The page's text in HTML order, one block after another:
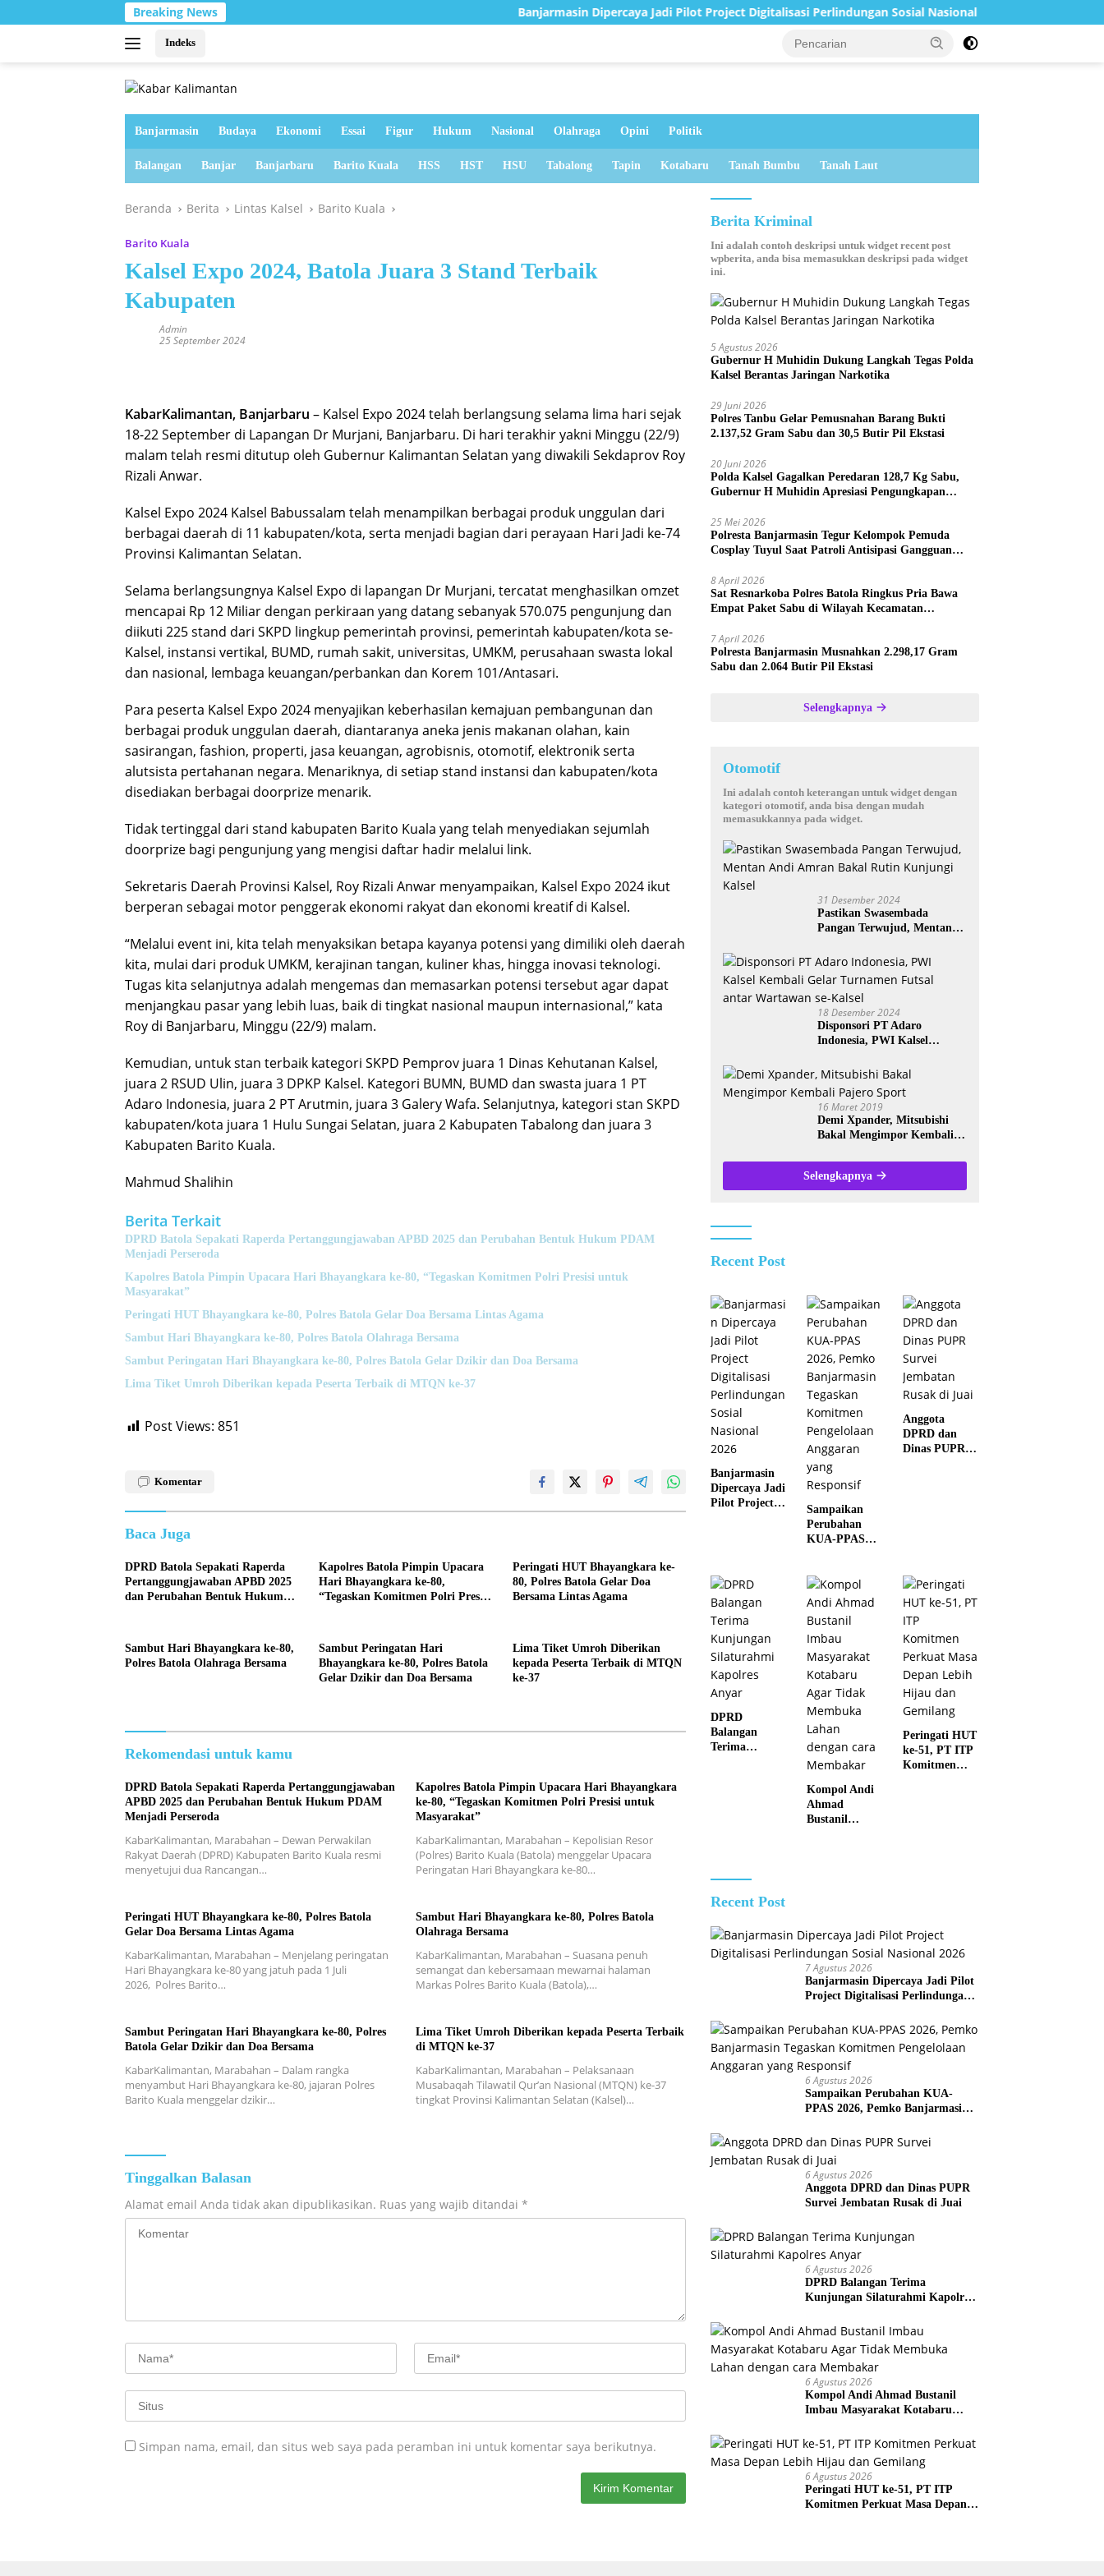
ke
Breaking News Banjarmasin Dipercaya Jadi Pilot Project Digitalisasi Perlindungan Sosial Nasional 2026
Indeks
Banjarmasin Budaya Ekonomi Essai Figur Hukum Nasional Olahraga Opini Politik
Balangan Banjar Banjarbaru Barito Kuala HSS HST HSU Tabalong Tapin Kotabaru Tanah Bumbu Tanah Laut
Beranda Berita Lintas Kalsel Barito Kuala
Barito Kuala
Kalsel Expo 2024, Batola Juara 3 Stand Terbaik
Kabupaten
Admin
25 September 2024
KabarKalimantan, Banjarbaru – Kalsel Expo 2024 telah berlangsung selama lima hari sejak
18-22 September di Lapangan Dr Murjani, Banjarbaru. Di hari terakhir yakni Minggu (22/9)
malam telah resmi ditutup oleh Gubernur Kalimantan Selatan yang diwakili Sekdaprov Roy
Rizali Anwar.
Kalsel Expo 2024 Kalsel Babussalam telah menampilkan berbagai produk unggulan dari
berbagai daerah di 11 kabupaten/kota, serta menjadi bagian dari perayaan Hari Jadi ke-74
Provinsi Kalimantan Selatan.
Selama berlangsungnya Kalsel Expo di lapangan Dr Murjani, tercatat menghasilkan omzet
mencapai Rp 12 Miliar dengan perkiraan yang datang sebanyak 570.075 pengunjung dan
diikuti 225 stand dari SKPD lingkup pemerintah provinsi, pemerintah kabupaten/kota se-
Kalsel, instansi vertikal, BUMD, rumah sakit, universitas, UMKM, perusahaan swasta lokal
dan nasional, lembaga keuangan/perbankan dan Korem 101/Antasari.
Para peserta Kalsel Expo 2024 menyajikan keberhasilan kemajuan pembangunan dan
berbagai produk unggulan daerah, diantaranya aneka jenis makanan olahan, kain
sasirangan, fashion, properti, jasa keuangan, agrobisnis, otomotif, elektronik serta
alutsista pertahanan negara. Menariknya, di setiap stand instansi dan kabupaten/kota
disediakan berbagai doorprize menarik.
Tidak tertinggal dari stand kabupaten Barito Kuala yang telah menyediakan sejumlah
doorprize bagi pengunjung yang mengisi daftar hadir melalui link.
Sekretaris Daerah Provinsi Kalsel, Roy Rizali Anwar menyampaikan, Kalsel Expo 2024 ikut
berperan sebagai motor penggerak ekonomi rakyat dan ekonomi kreatif di Kalsel.
“Melalui event ini, kita telah menyaksikan betapa kayanya potensi yang dimiliki oleh daerah
kita, mulai dari produk UMKM, kerajinan tangan, kuliner khas, hingga inovasi teknologi.
Tugas kita selanjutnya adalah mengemas dan memasarkan potensi tersebut agar dapat
menjangkau pasar yang lebih luas, baik di tingkat nasional maupun internasional,” kata
Roy di Banjarbaru, Minggu (22/9) malam.
Kemudian, untuk stan terbaik kategori SKPD Pemprov juara 1 Dinas Kehutanan Kalsel,
juara 2 RSUD Ulin, juara 3 DPKP Kalsel. Kategori BUMN, BUMD dan swasta juara 1 PT
Adaro Indonesia, juara 2 PT Arutmin, juara 3 Galery Wafa. Selanjutnya, kategori stan SKPD
kabupaten/kota juara 1 Hulu Sungai Selatan, juara 2 Kabupaten Tabalong dan juara 3
Kabupaten Barito Kuala.
Mahmud Shalihin
Berita Terkait
DPRD Batola Sepakati Raperda Pertanggungjawaban APBD 2025 dan Perubahan Bentuk Hukum PDAM
Menjadi Perseroda
Kapolres Batola Pimpin Upacara Hari Bhayangkara ke-80, “Tegaskan Komitmen Polri Presisi untuk
Masyarakat”
Peringati HUT Bhayangkara ke-80, Polres Batola Gelar Doa Bersama Lintas Agama
Sambut Hari Bhayangkara ke-80, Polres Batola Olahraga Bersama
Sambut Peringatan Hari Bhayangkara ke-80, Polres Batola Gelar Dzikir dan Doa Bersama
Lima Tiket Umroh Diberikan kepada Peserta Terbaik di MTQN ke-37
Post Views: 851
Komentar
Baca Juga
DPRD Batola Sepakati Raperda
Pertanggungjawaban APBD 2025
dan Perubahan Bentuk Hukum
Kapolres Batola Pimpin Upacara
Hari Bhayangkara ke-80,
“Tegaskan Komitmen Polri Presisi
Peringati HUT Bhayangkara ke-
80, Polres Batola Gelar Doa
Bersama Lintas Agama
Sambut Hari Bhayangkara ke-80,
Polres Batola Olahraga Bersama
Sambut Peringatan Hari
Bhayangkara ke-80, Polres Batola
Gelar Dzikir dan Doa Bersama
Lima Tiket Umroh Diberikan
kepada Peserta Terbaik di MTQN
ke-37
Rekomendasi untuk kamu
DPRD Batola Sepakati Raperda Pertanggungjawaban
APBD 2025 dan Perubahan Bentuk Hukum PDAM
Menjadi Perseroda
KabarKalimantan, Marabahan – Dewan Perwakilan
Rakyat Daerah (DPRD) Kabupaten Barito Kuala resmi
menyetujui dua Rancangan…
Kapolres Batola Pimpin Upacara Hari Bhayangkara
ke-80, “Tegaskan Komitmen Polri Presisi untuk
Masyarakat”
KabarKalimantan, Marabahan – Kepolisian Resor
(Polres) Barito Kuala (Batola) menggelar Upacara
Peringatan Hari Bhayangkara ke-80…
Peringati HUT Bhayangkara ke-80, Polres Batola
Gelar Doa Bersama Lintas Agama
KabarKalimantan, Marabahan – ​Menjelang peringatan
Hari Bhayangkara ke-80 yang jatuh pada 1 Juli
2026, Polres Barito…
Sambut Hari Bhayangkara ke-80, Polres Batola
Olahraga Bersama
KabarKalimantan, Marabahan – Suasana penuh
semangat dan kebersamaan mewarnai halaman
Markas Polres Barito Kuala (Batola),…
Sambut Peringatan Hari Bhayangkara ke-80, Polres
Batola Gelar Dzikir dan Doa Bersama
KabarKalimantan, Marabahan – Dalam rangka
menyambut Hari Bhayangkara ke-80, jajaran Polres
Barito Kuala menggelar dzikir…
Lima Tiket Umroh Diberikan kepada Peserta Terbaik
di MTQN ke-37
KabarKalimantan, Marabahan – Pelaksanaan
Musabaqah Tilawatil Qur’an Nasional (MTQN) ke-37
tingkat Provinsi Kalimantan Selatan (Kalsel)…
Tinggalkan Balasan
Alamat email Anda tidak akan dipublikasikan. Ruas yang wajib ditandai *
Simpan nama, email, dan situs web saya pada peramban ini untuk komentar saya berikutnya.
Berita Kriminal
Ini adalah contoh deskripsi untuk widget recent post
wpberita, anda bisa memasukkan deskripsi pada widget
ini.
5 Agustus 2026
Gubernur H Muhidin Dukung Langkah Tegas Polda
Kalsel Berantas Jaringan Narkotika
29 Juni 2026
Polres Tanbu Gelar Pemusnahan Barang Bukti
2.137,52 Gram Sabu dan 30,5 Butir Pil Ekstasi
20 Juni 2026
Polda Kalsel Gagalkan Peredaran 128,7 Kg Sabu,
Gubernur H Muhidin Apresiasi Pengungkapan
25 Mei 2026
Polresta Banjarmasin Tegur Kelompok Pemuda
Cosplay Tuyul Saat Patroli Antisipasi Gangguan
8 April 2026
Sat Resnarkoba Polres Batola Ringkus Pria Bawa
Empat Paket Sabu di Wilayah Kecamatan
7 April 2026
Polresta Banjarmasin Musnahkan 2.298,17 Gram
Sabu dan 2.064 Butir Pil Ekstasi
Selengkapnya
Otomotif
Ini adalah contoh keterangan untuk widget dengan
kategori otomotif, anda bisa dengan mudah
memasukkannya pada widget.
31 Desember 2024
Pastikan Swasembada
Pangan Terwujud, Mentan
Kunjungi Kalsel
18 Desember 2024
Disponsori PT Adaro
Indonesia, PWI Kalsel
Futsal antar Wartawan se-
Kalsel
16 Maret 2019
Demi Xpander, Mitsubishi
Bakal Mengimpor Kembali
Selengkapnya
Recent Post
Banjarmasin
Dipercaya Jadi
Pilot Project
Sampaikan
Perubahan
KUA-PPAS
Tegaskan
Komitmen
Pengelolaan
Anggaran
yang Responsif
Anggota
DPRD dan
Dinas PUPR
DPRD
Balangan
Terima
Kompol Andi
Ahmad
Bustanil
Membakar
Peringati HUT
ke-51, PT ITP
Komitmen
Recent Post
7 Agustus 2026
Banjarmasin Dipercaya Jadi Pilot
Project Digitalisasi Perlindungan
6 Agustus 2026
Sampaikan Perubahan KUA-
PPAS 2026, Pemko Banjarmasin
Anggaran yang Responsif
6 Agustus 2026
Anggota DPRD dan Dinas PUPR
Survei Jembatan Rusak di Juai
6 Agustus 2026
DPRD Balangan Terima
Kunjungan Silaturahmi Kapolres
6 Agustus 2026
Kompol Andi Ahmad Bustanil
Imbau Masyarakat Kotabaru
dengan cara Membakar
6 Agustus 2026
Peringati HUT ke-51, PT ITP
Komitmen Perkuat Masa Depan